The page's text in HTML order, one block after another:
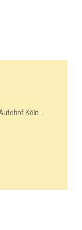
Köln-